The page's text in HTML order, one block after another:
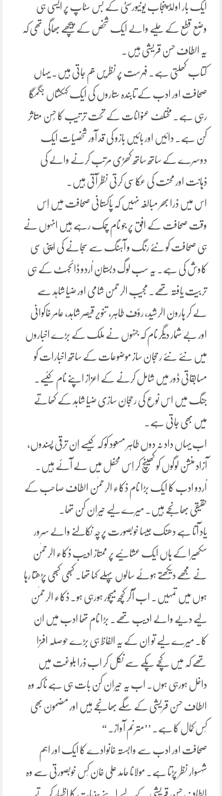
ایک بار اولڈ پنجاب یونیورسٹی کے بس سٹاپ پر ایسی ہی
وضع قطع کے حلیے والے ایک شخص کے پیچھے بھاگی تھی کہ
یہ الطاف حسن قریشی ہیں۔
کتاب کھلتی ہے۔ فہرست پر نظریں جم جاتی ہیں۔ یہاں
صحافت اور ادب کے تابندہ ستاروں کی ایک کہکشاں جگمگا
رہی ہے۔ مختلف عنوانات کے تحت ترتیب کا حُسن متاثر
کن ہے۔ دائیں اور بائیں بازو کی قد آور شخصیات ایک
دوسرے کے ساتھ ساتھ کھڑی مرتب کرنے والے کی
ذہانت اور محنت کی عکاسی کرتی نظر آتی ہیں۔
اس میں ذرا بھر مبالغہ نہیں کہ پاکستانی صحافت میں اِس
وقت صحافت کے افق پر جو نام چمک رہے ہیں انہوں نے
ہی صحافت کو نئے رنگ و آہنگ سے سجانے کی اپنی سی
کاوش کی ہے۔ یہ سب لوگ دبستانِ اُردو ڈائجسٹ کے ہی
تربیت یافتہ تھے۔ مجیب الرحمن شامی اور ضیا شاہد سے
لے کر ہارون الرشید، رؤف طاہر، تنویر قیصر شاہد، عامر خاکوانی
اور بے شمار دیگر نام کہ جنہوں نے ملک کے بڑے اخباروں
میں نئے نئے رحجان ساز موضوعات کے ساتھ اخبارات کو
مسابقاتی ڈور میں شامل کرنے کے اعزاز اپنے نام کئیے۔
جنگ میں اس نوع کی رحجان سازی ضیا شاہد کے کھاتے
میں بھی جاتی ہے۔
اب یہاں داد نہ دوں طاہر مسعود کو کہ کیسے اِن ترقی پسندوں،
آزاد منشن لوگوں کو کھینچ کر اِس محفل میں لے آئے ہیں۔
اُردو ادب کا ایک بڑا نام ذکاء الرحمٰن الطاف صاحب کے
حقیقی بھانجے ہیں۔ میرے لیے حیران کن تھا۔
یاد آتا ہے دھنک جیسا خوبصورت پرچہ نکالنے والے سرور
سکھیرا کے ہاں ایک عشائیے پر ممتاز ادیب ذکاء الرحمٰن
نے مجھے دیکھتے ہوئے سالوں پہلے کہا تھا۔ کبھی کبھی پڑھتا رہا
ہوں میں تمہیں۔ اب آکر کچھ میچور ہورہی ہو۔ ذکاء الرحمٰن
لیے دیے والے ادیب تھے۔ بڑا نام تھا ادب میں ان
کا۔ میرے لیے تو اِن کے یہ الفاظ ہی بڑے حوصلہ افزا
تھے کہ میں کچے پکے سے نکل کر اب ذرا بلوغت میں
داخل ہورہی ہوں۔ اب یہ حیران کن بات ہی ہے نا کہ وہ
الطاف حسن قریشی کے سگے بھانجے ہیں اور مضمون بھی
کِس کمال کا ہے۔ ’’مترنم آواز۔ “
صحافت اور ادب سے وابستہ خانوادے کا ایک اور اہم
شہسوار نظر پڑتا ہے۔ مولانا حامد علی خان کِس خوبصورتی سے وہ
الطاف حسن قریشی کے لیے اپنے جذبات کا اظہار کرتے